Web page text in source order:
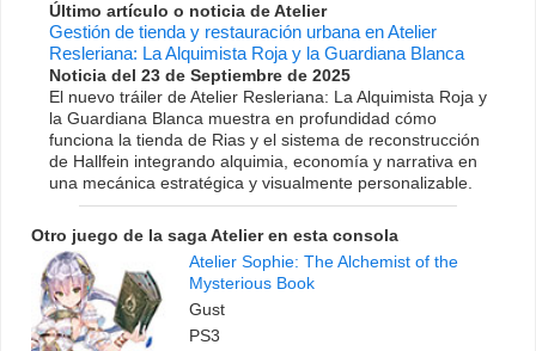
Último artículo o noticia de Atelier
Gestión de tienda y restauración urbana en Atelier
Resleriana: La Alquimista Roja y la Guardiana Blanca
Noticia del 23 de Septiembre de 2025
El nuevo tráiler de Atelier Resleriana: La Alquimista Roja y
la Guardiana Blanca muestra en profundidad cómo
funciona la tienda de Rias y el sistema de reconstrucción
de Hallfein integrando alquimia, economía y narrativa en
una mecánica estratégica y visualmente personalizable.
Otro juego de la saga Atelier en esta consola
Atelier Sophie: The Alchemist of the
Mysterious Book
Gust
PS3